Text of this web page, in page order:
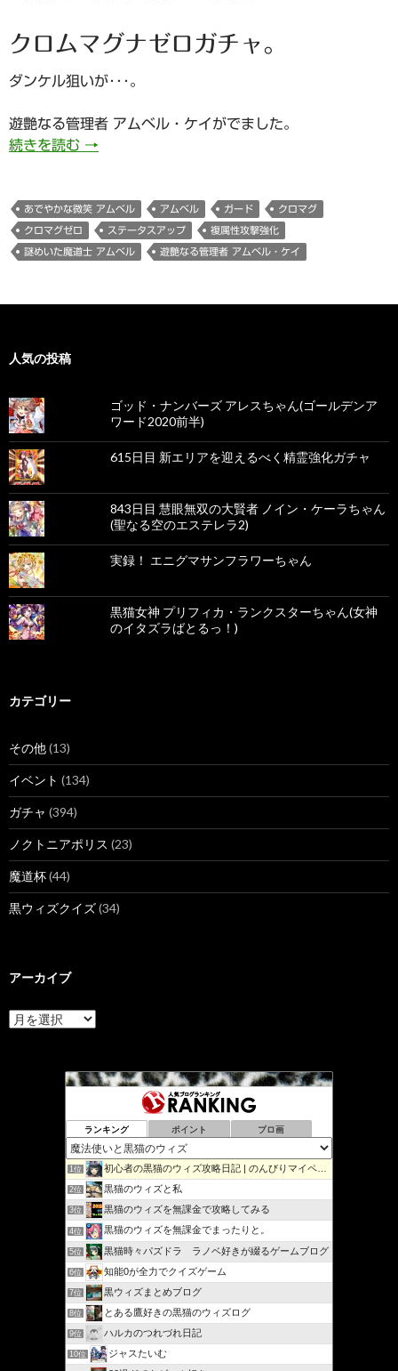
クロムマグナゼロガチャ。
ダンケル狙いが･･･。
遊艶なる管理者 アムベル・ケイがでました。
続きを読む 653日目 アムベルさんでましたよ、遊艶なる管
→
あでやかな微笑 アムベル アムベル ガード クロマグ
クロマグゼロ ステータスアップ 複属性攻撃強化
謎めいた魔道士 アムベル 遊艶なる管理者 アムベル・ケイ
人気の投稿
ゴッド・ナンバーズ アレスちゃん(ゴールデンア
ワード2020前半)
615日目 新エリアを迎えるべく精霊強化ガチャ
843日目 慧眼無双の大賢者 ノイン・ケーラちゃん
(聖なる空のエステレラ2)
実録！ エニグマサンフラワーちゃん
黒猫女神 プリフィカ・ランクスターちゃん(女神
のイタズラばとるっ！)
カテゴリー
その他(13)
イベント (134)
ガチャ (394)
ノクトニアポリス (23)
魔道杯(44)
黒ウィズクイズ(34)
アーカイブ
ア
ー
ランキング ポイント ブロ画
1位 初心者の黒猫のウィズ攻略日記 | のんびりマイペースで攻略…
2位 黒猫のウィズと私
3位 黒猫のウィズを無課金で攻略してみる
4位 黒猫のウィズを無課金でまったりと。
5位 黒猫時々パズドラ ラノベ好きが綴るゲームブログ
6位 知能0が全力でクイズゲーム
7位 黒ウィズまとめブログ
8位 とある鷹好きの黒猫のウィズログ
9位 ハルカのつれづれ日記
10位 ジャスたいむ